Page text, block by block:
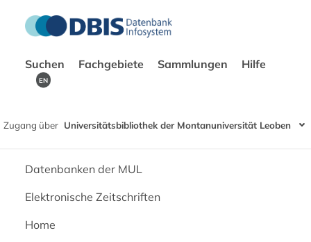
Suchen Fachgebiete Sammlungen Hilfe
EN
Zugang über Universitätsbibliothek der Montanuniversität Leoben
Datenbanken der MUL
Elektronische Zeitschriften
Home